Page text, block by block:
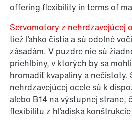
offering flexibility in terms of
Servomotory z nehrdzavejúcej
tiež ľahko čistia a sú odolné
zásadám. V puzdre nie sú
priehlbiny, v ktorých by sa
hromadiť kvapaliny a nečistoty.
nehrdzavejúcej ocele sú k
alebo B14 na výstupnej strane,
flexibilitu z hľadiska